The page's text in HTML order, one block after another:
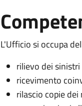
L'Ufficio si occupa
rilievo dei
ricevimento
rilascio copie